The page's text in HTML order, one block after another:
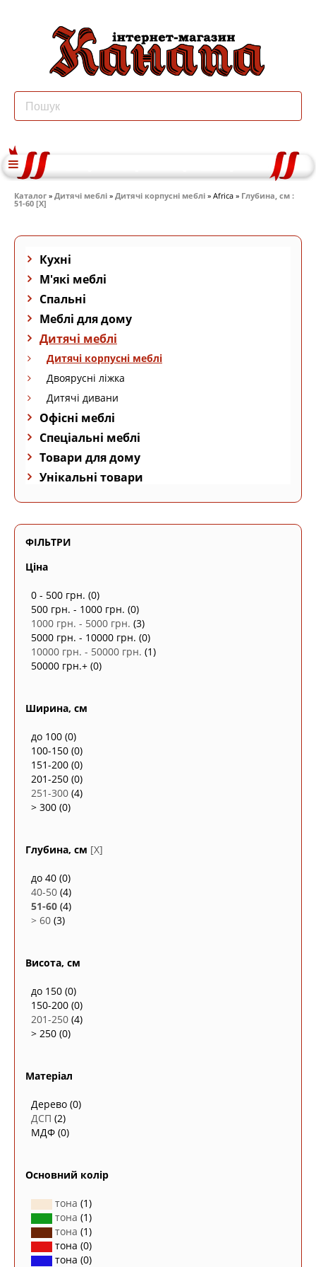
Каталог » Дитячі меблі » Дитячі корпусні меблі » Africa » Глубина, см :
51-60 [X]
Кухні
М'які меблі
Спальні
Меблі для дому
Дитячі меблі
Дитячі корпусні меблі
Двоярусні ліжка
Дитячі дивани
Офісні меблі
Спеціальні меблі
Товари для дому
Унікальні товари
ФІЛЬТРИ
Ціна
0 - 500 грн. (0)
500 грн. - 1000 грн. (0)
1000 грн. - 5000 грн. (3)
5000 грн. - 10000 грн. (0)
10000 грн. - 50000 грн. (1)
50000 грн.+ (0)
Ширина, см
до 100 (0)
100-150 (0)
151-200 (0)
201-250 (0)
251-300 (4)
> 300 (0)
Глубина, см [X]
до 40 (0)
40-50 (4)
51-60 (4)
> 60 (3)
Висота, см
до 150 (0)
150-200 (0)
201-250 (4)
> 250 (0)
Матеріал
Дерево (0)
ДСП (2)
МДФ (0)
Основний колір
тона (1)
тона (1)
тона (1)
тона (0)
тона (0)